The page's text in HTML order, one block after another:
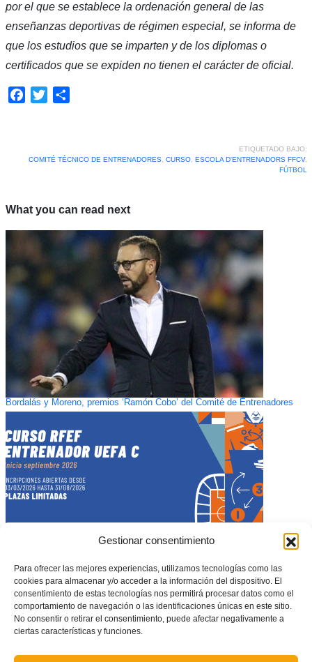
Gestionar consentimiento
Para ofrecer las mejores experiencias, utilizamos tecnologías como las
cookies para almacenar y/o acceder a la información del dispositivo. El
consentimiento de estas tecnologías nos permitirá procesar datos como el
comportamiento de navegación o las identificaciones únicas en este sitio.
No consentir o retirar el consentimiento, puede afectar negativamente a
ciertas características y funciones.
por el que se establece la ordenación general de las
enseñanzas deportivas de régimen especial, se informa de
que los estudios que se imparten y de los diplomas o
certificados que se expiden no tienen el carácter de oficial.
Facebook
Twitter
ETIQUETADO BAJO:
COMITÉ TÉCNICO DE ENTRENADORES, CURSO, ESCOLA D'ENTRENADORS FFCV,
FÚTBOL
What you can read next
Bordalás y Moreno, premios ‘Ramón Cobo’ del Comité de Entrenadores
Próximo curso de Entrenador de fútbol Licencia UEFA C (comienzo en
septiembre 2026)